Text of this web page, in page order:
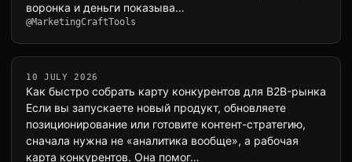
воронка и деньги показыва…
@MarketingCraftTools
10 JULY 2026
Как быстро собрать карту конкурентов для B2B-рынка
Если вы запускаете новый продукт, обновляете
позиционирование или готовите контент-стратегию,
сначала нужна не «аналитика вообще», а рабочая
карта конкурентов. Она помог…